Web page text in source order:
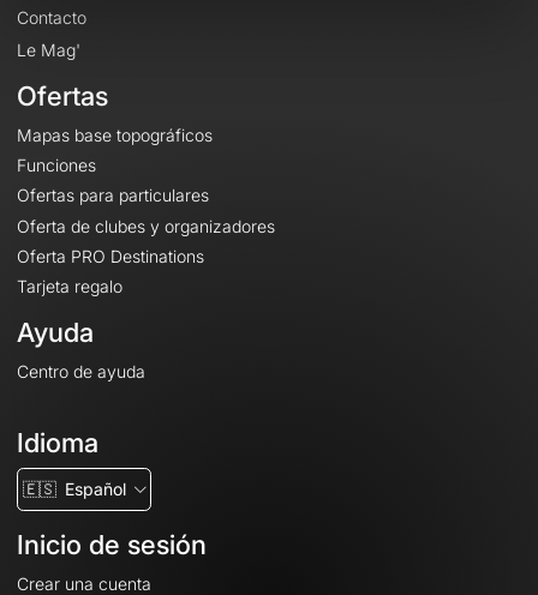
Contacto
Le Mag'
Ofertas
Mapas base topográficos
Funciones
Ofertas para particulares
Oferta de clubes y organizadores
Oferta PRO Destinations
Tarjeta regalo
Ayuda
Centro de ayuda
Idioma
🇪🇸 Español
Inicio de sesión
Crear una cuenta